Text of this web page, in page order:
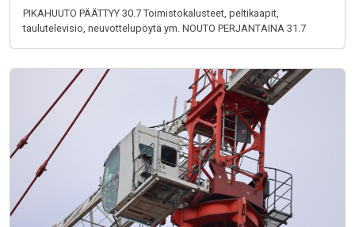
PIKAHUUTO PÄÄTTYY 30.7 Toimistokalusteet, peltikaapit,
taulutelevisio, neuvottelupöytä ym. NOUTO PERJANTAINA 31.7